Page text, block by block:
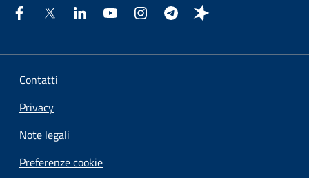
Contatti
Privacy
Note legali
Preferenze cookie